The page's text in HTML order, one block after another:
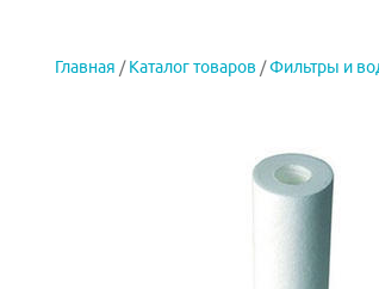
Главная / Каталог товаров /Фильтры и